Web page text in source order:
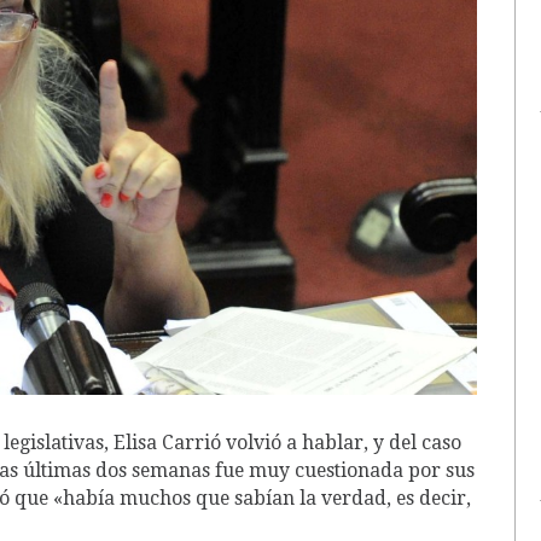
Elisa Carrió volvió a hablar, y del caso
últimas dos semanas fue muy cuestionada por sus
«había muchos que sabían la verdad, es decir,